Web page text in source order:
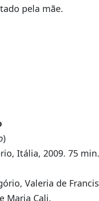
pela mãe.
)
Itália, 2009. 75 min.
Valeria de
Maria Cali.